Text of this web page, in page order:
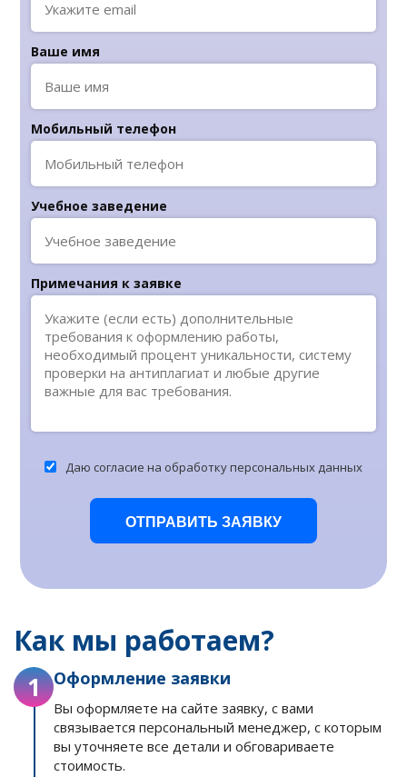
Ваше имя
Мобильный телефон
Учебное заведение
Примечания к заявке
Даю согласие на обработку персональных данных
Как мы работаем?
1 Оформление заявки
Вы оформляете на сайте заявку, с вами
связывается персональный менеджер, с которым
вы уточняете все детали и обговариваете
стоимость.